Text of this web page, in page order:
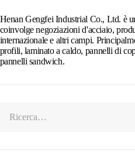
Henan Gengfei Industrial Co., Ltd. è
coinvolge negoziazioni d'acciaio,
internazionale e altri campi.
profili, laminato a caldo, pannelli di
pannelli sandwich.